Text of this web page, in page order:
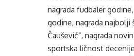
nagrada fudbaler
godine, nagrada najbolji
Čaušević”, nagrada
sportska ličnost